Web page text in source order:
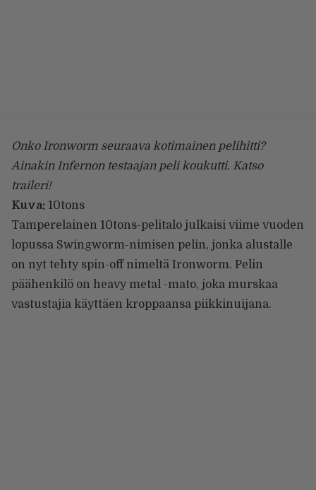
Onko Ironworm seuraava kotimainen pelihitti?
Ainakin Infernon testaajan peli koukutti. Katso
traileri!
Kuva: 10tons
Tamperelainen 10tons-pelitalo julkaisi viime vuoden
lopussa Swingworm-nimisen pelin, jonka alustalle
on nyt tehty spin-off nimeltä Ironworm. Pelin
päähenkilö on heavy metal -mato, joka murskaa
vastustajia käyttäen kroppaansa piikkinuijana.